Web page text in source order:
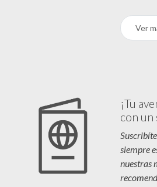
Ver
¡Tu
con un
siempre
nuestras